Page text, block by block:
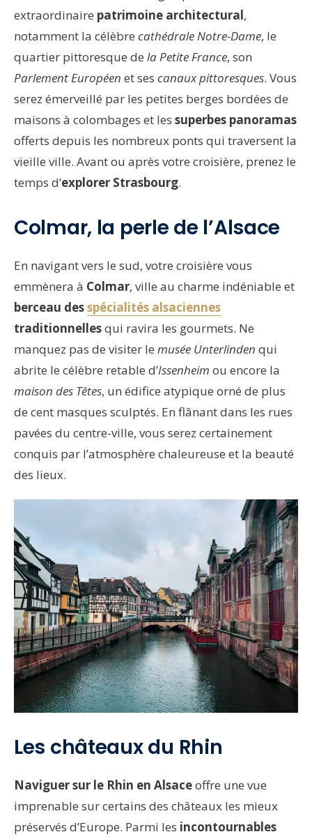
extraordinaire patrimoine architectural,
notamment la célèbre cathédrale Notre-Dame, le
quartier pittoresque de la Petite France, son
Parlement Européen et ses canaux pittoresques. Vous
serez émerveillé par les petites berges bordées de
maisons à colombages et les superbes panoramas
offerts depuis les nombreux ponts qui traversent la
vieille ville. Avant ou après votre croisière, prenez le
temps d’explorer Strasbourg.
Colmar, la perle de l’Alsace
En navigant vers le sud, votre croisière vous
emmènera à Colmar, ville au charme indéniable et
berceau desspécialités alsaciennes
traditionnellesqui ravira les gourmets. Ne
manquez pas de visiter le musée Unterlinden qui
abrite le célèbre retable d’Issenheim ou encore la
maison des Têtes, un édifice atypique orné de plus
de cent masques sculptés. En flânant dans les rues
pavées du centre-ville, vous serez certainement
conquis par l’atmosphère chaleureuse et la beauté
des lieux.
Les châteaux du Rhin
Naviguer sur le Rhin en Alsaceoffre une vue
imprenable sur certains des châteaux les mieux
préservés d’Europe. Parmi les incontournables